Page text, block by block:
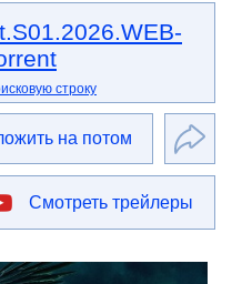
строку
на потом
Смотреть трейлеры